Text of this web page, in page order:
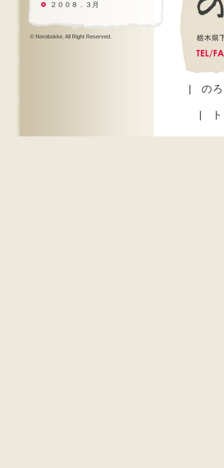
２００８．３月
© Norobokke. All Right Reserved.
| の
|